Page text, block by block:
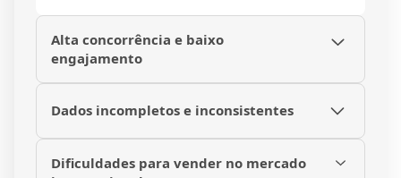
Alta concorrência e baixo
engajamento
entenda como se destacar de seus
dados reais e atualizados de empresas alvo.
Dados incompletos e inconsistentes
mundo, com informações, scores e
Dificuldades para vender no mercado